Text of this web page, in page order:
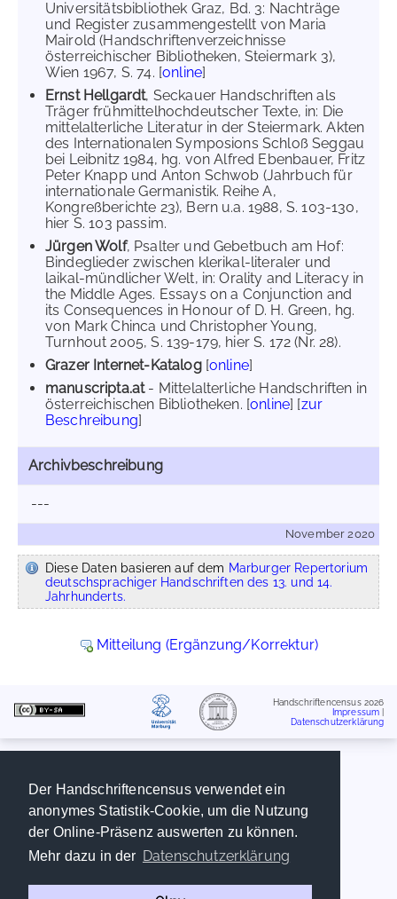
Der Handschriftencensus verwendet ein
anonymes Statistik-Cookie, um die Nutzung
der Online-Präsenz auswerten zu können.
Mehr dazu in der Datenschutzerklärung
Universitätsbibliothek Graz, Bd. 3: Nachträge
und Register zusammengestellt von Maria
Mairold (Handschriftenverzeichnisse
österreichischer Bibliotheken, Steiermark 3),
Wien 1967, S. 74. [online]
Ernst Hellgardt, Seckauer Handschriften als
Träger frühmittelhochdeutscher Texte, in: Die
mittelalterliche Literatur in der Steiermark. Akten
des Internationalen Symposions Schloß Seggau
bei Leibnitz 1984, hg. von Alfred Ebenbauer, Fritz
Peter Knapp und Anton Schwob (Jahrbuch für
internationale Germanistik. Reihe A,
Kongreßberichte 23), Bern u.a. 1988, S. 103-130,
hier S. 103 passim.
Jürgen Wolf, Psalter und Gebetbuch am Hof:
Bindeglieder zwischen klerikal-literaler und
laikal-mündlicher Welt, in: Orality and Literacy in
the Middle Ages. Essays on a Conjunction and
its Consequences in Honour of D. H. Green, hg.
von Mark Chinca und Christopher Young,
Turnhout 2005, S. 139-179, hier S. 172 (Nr. 28).
Grazer Internet-Katalog[online]
manuscripta.at- Mittelalterliche Handschriften in
österreichischen Bibliotheken. [online] [zur
Beschreibung]
Archivbeschreibung
---
November 2020
Diese Daten basieren auf dem Marburger Repertorium
deutschsprachiger Handschriften des 13. und 14.
Jahrhunderts.
Mitteilung (Ergänzung/Korrektur)
Handschriftencensus 2026
Impressum
Datenschutzerklärung